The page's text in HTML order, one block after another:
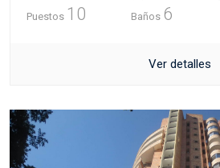
Puestos 10 Baños 6
Ver detalles